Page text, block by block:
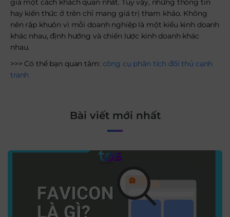
giá một cách khách quan nhất. Tuy vậy, những thông tin
hay kiến thức ở trên chỉ mang giá trị tham khảo. Không
nên rập khuôn vì mỗi doanh nghiệp là một kiểu kinh doanh
khác nhau, định hướng và chiến lược kinh doanh khác
nhau.
>>> Có thể bạn quan tâm: công cụ phân tích đối thủ cạnh
tranh
Bài viết mới nhất